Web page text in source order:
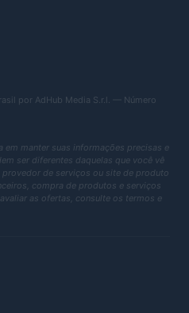
por AdHub Media S.r.l. — Número
manter suas informações precisas e
ser diferentes daquelas que você vê
de serviços ou site de produto
compra de produtos e serviços
as ofertas, consulte os termos e